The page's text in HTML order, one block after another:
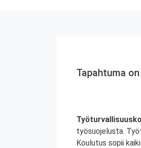
Tapahtuma
työsuojelusta.
Koulutus sopii